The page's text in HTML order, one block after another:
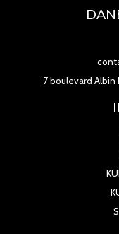
7 boulevard Albin